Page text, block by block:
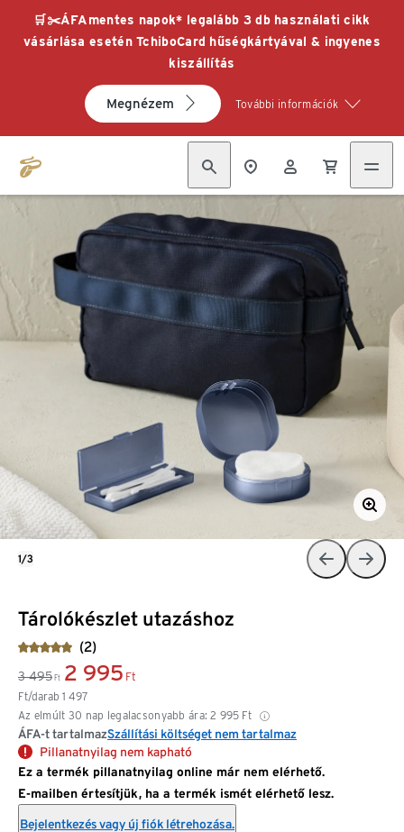
🛒✂️ÁFAmentes napok* legalább 3 db használati cikk
vásárlása esetén TchiboCard hűségkártyával & ingyenes
kiszállítás
Megnézem További információk
Tárolókészlet utazáshoz
(2)
3 495 Ft 2 995 Ft
Ft/darab 1 497
Az elmúlt 30 nap legalacsonyabb ára: 2 995 Ft
ÁFA-t tartalmazSzállítási költséget nem tartalmaz
Pillanatnyilag nem kapható
Ez a termék pillanatnyilag online már nem elérhető.
E-mailben értesítjük, ha a termék ismét elérhető lesz.
Bejelentkezés vagy új fiók létrehozása.
1/3